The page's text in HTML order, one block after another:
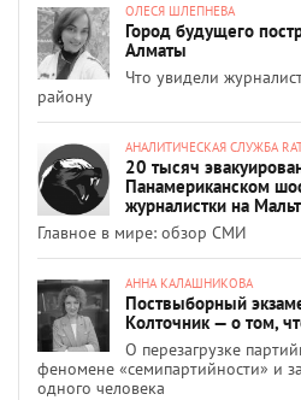
ОЛЕСЯ ШЛЕПНЕВА
Город будущего
Алматы
Что увидели
району
АНАЛИТИЧЕСКАЯ СЛУЖБА
20 тысяч
Панамериканском
журналистки на
Главное в мире: обзор СМИ
АННА КАЛАШНИКОВА
Поствыборный
Колточник — о том,
О перезагрузке
феномене «семипартийности» и
одного человека